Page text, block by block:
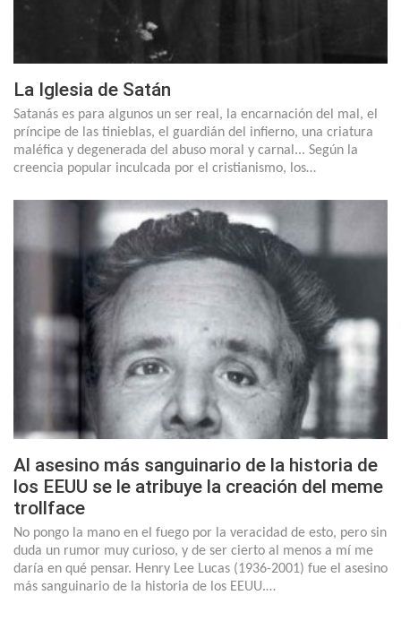
La Iglesia de Satán
Satanás es para algunos un ser real, la encarnación del mal, el
príncipe de las tinieblas, el guardián del infierno, una criatura
maléfica y degenerada del abuso moral y carnal... Según la
creencia popular inculcada por el cristianismo, los…
Al asesino más sanguinario de la historia de
los EEUU se le atribuye la creación del meme
trollface
No pongo la mano en el fuego por la veracidad de esto, pero sin
duda un rumor muy curioso, y de ser cierto al menos a mí me
daría en qué pensar. Henry Lee Lucas (1936-2001) fue el asesino
más sanguinario de la historia de los EEUU.…